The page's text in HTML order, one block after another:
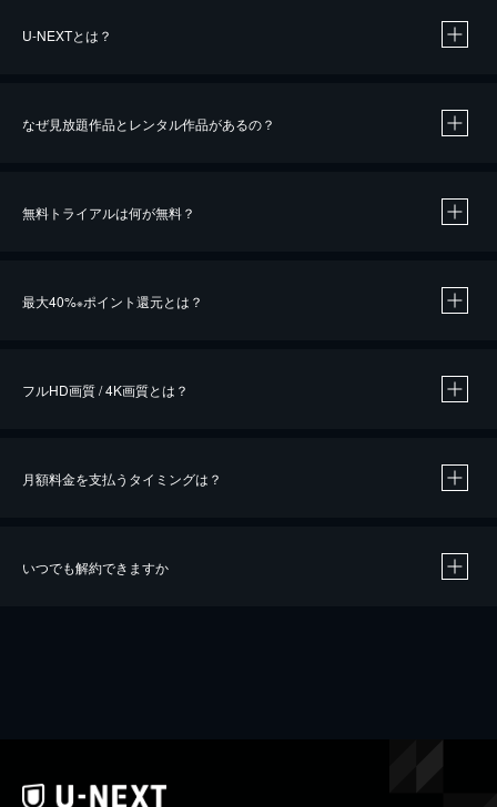
U-NEXTとは？
なぜ見放題作品とレンタル作品があるの？
無料トライアルは何が無料？
最大40%※ポイント還元とは？
※40％ポイント還元の対象は、クレジットカード決済による作品の購入 / レンタルです。
フルHD画質 / 4K画質とは？
月額料金を支払うタイミングは？
いつでも解約できますか